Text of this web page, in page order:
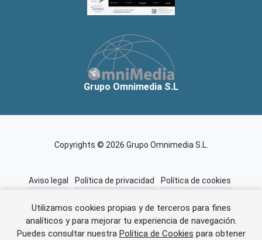
Utilizamos cookies propias y de terceros para fines
analíticos y para mejorar tu experiencia de navegación.
Puedes consultar nuestra Política de Cookies para obtener
Error al cargar el anuncio.
Grupo Omnimedia S.L
Copyrights © 2026 Grupo Omnimedia S.L.
Aviso legal Política de privacidad
Política de cookies